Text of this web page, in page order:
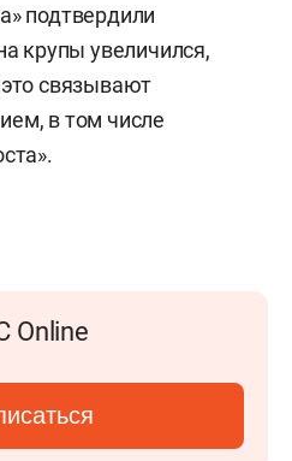
подтвердили
крупы увеличился,
связывают
в том числе
Online